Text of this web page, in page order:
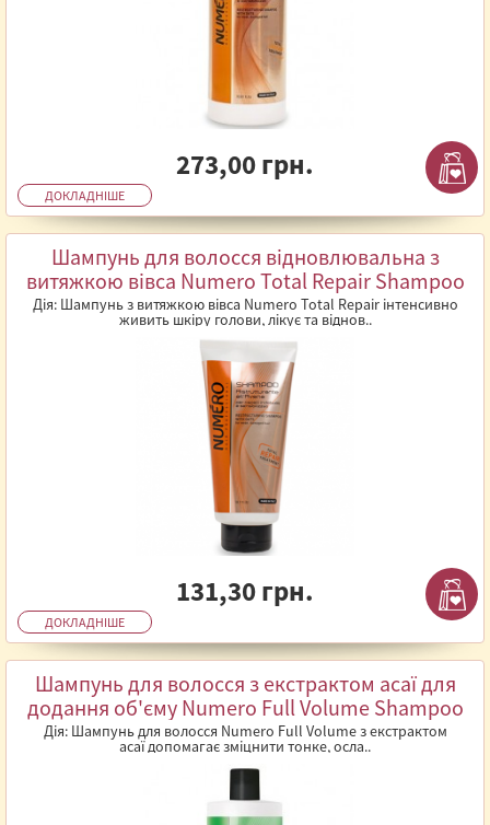
273,00 грн.
ДОКЛАДНІШЕ
Шампунь для волосся відновлювальна з
витяжкою вівса Numero Total Repair Shampoo
300 мл
Дія: Шампунь з витяжкою вівса Numero Total Repair інтенсивно
живить шкіру голови, лікує та віднов..
131,30 грн.
ДОКЛАДНІШЕ
Шампунь для волосся з екстрактом асаї для
додання об'єму Numero Full Volume Shampoo
1л
Дія: Шампунь для волосся Numero Full Volume з екстрактом
асаї допомагає зміцнити тонке, осла..